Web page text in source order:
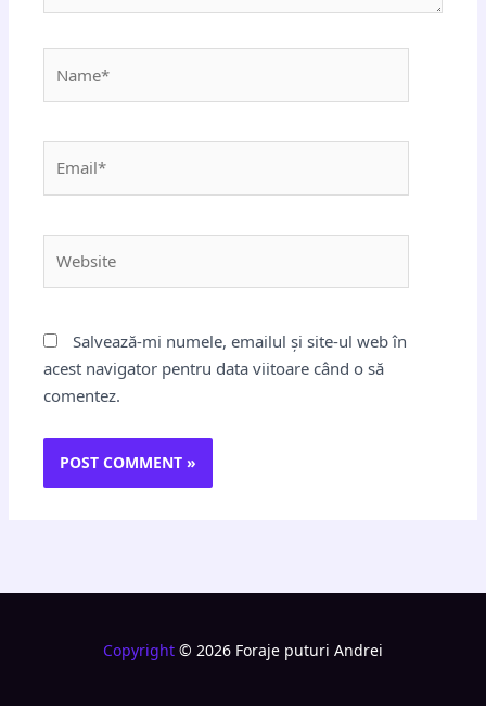
Salvează-mi numele, emailul și site-ul web în
acest navigator pentru data viitoare când o să
comentez.
Copyright © 2026 Foraje puturi Andrei